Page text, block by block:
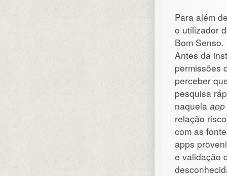
Para além
o utilizador
Bom Senso.
Antes da
permissões
perceber
pesquisa
naquela app
relação
com as
apps
e validação